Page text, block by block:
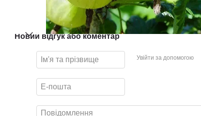
Новий відгук або коментар
Увійти за допомогою